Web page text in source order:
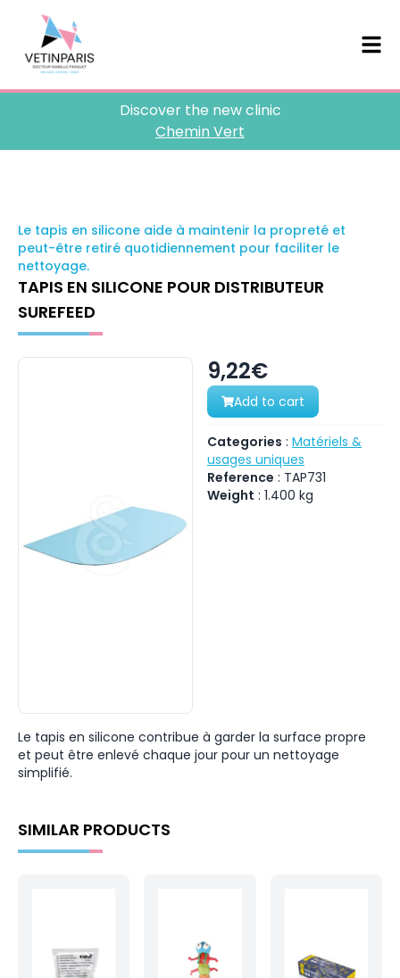
Discover the new clinic
Chemin Vert
Le tapis en silicone aide à maintenir la propreté et
peut-être retiré quotidiennement pour faciliter le
nettoyage.
TAPIS EN SILICONE POUR DISTRIBUTEUR
SUREFEED
9,22€
Add to cart
Categories : Matériels &
usages uniques
Reference : TAP731
Weight : 1.400 kg
Le tapis en silicone contribue à garder la surface propre
et peut être enlevé chaque jour pour un nettoyage
simplifié.
SIMILAR PRODUCTS